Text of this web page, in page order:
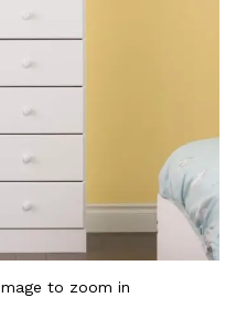
to zoom in